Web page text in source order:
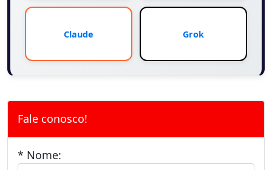
Claude Grok
Fale conosco!
* Nome: